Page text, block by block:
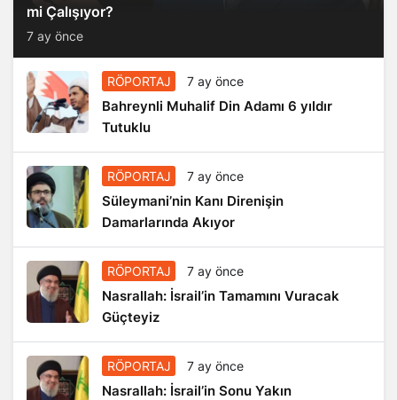
mi Çalışıyor?
7 ay önce
RÖPORTAJ 7 ay önce
Bahreynli Muhalif Din Adamı 6 yıldır
Tutuklu
RÖPORTAJ 7 ay önce
Süleymani’nin Kanı Direnişin
Damarlarında Akıyor
RÖPORTAJ 7 ay önce
Nasrallah: İsrail’in Tamamını Vuracak
Güçteyiz
RÖPORTAJ 7 ay önce
Nasrallah: İsrail’in Sonu Yakın